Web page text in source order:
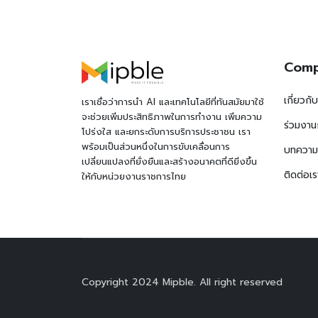
เราเชื่อว่าการนำ AI และเทคโนโลยีที่ทันสมัยมาใช้
จะช่วยเพิ่มประสิทธิภาพในการทำงาน เพิ่มความ
โปร่งใส และยกระดับการบริการประชาชน เรา
พร้อมเป็นส่วนหนึ่งในการขับเคลื่อนการ
เปลี่ยนแปลงที่ยั่งยืนและสร้างอนาคตที่ดียิ่งขึ้น
ให้กับหน่วยงานราชการไทย
เกี่ยวกับ
ร่วมงา
บทความ
ติดต่อเ
Copyright 2024 Mipble. All right reserved